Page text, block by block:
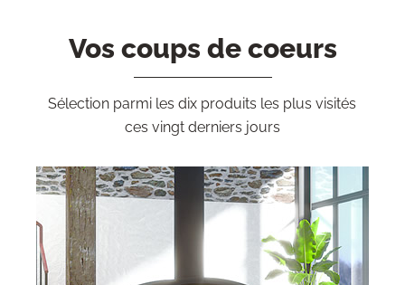
Vos coups de coeurs
Sélection parmi les dix produits les plus visités
ces vingt derniers jours